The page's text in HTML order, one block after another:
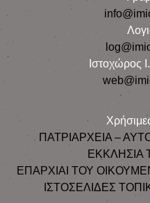
Ιστοχώρος
ΠΑΤΡΙΑΡΧΕΙΑ –
ΕΚΚΛΗΣΙΑ
ΕΠΑΡΧΙΑΙ ΤΟΥ
ΙΣΤΟΣΕΛΙΔΕΣ